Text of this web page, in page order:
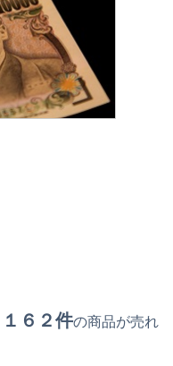
１６２件の商品が売れ